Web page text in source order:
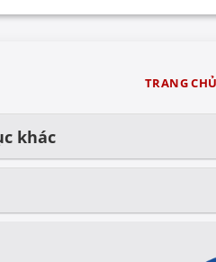
TRANG CHỦ
khác